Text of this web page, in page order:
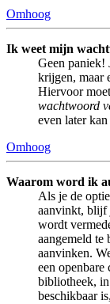
Omhoog
Ik weet mijn
Geen paniek!
krijgen, maar
Hiervoor
wachtwoord
even later
Omhoog
Waarom word ik
Als je de optie
aanvinkt, blijf
wordt
aangemeld te
aanvinken.
een
bibliotheek,
beschikbaar